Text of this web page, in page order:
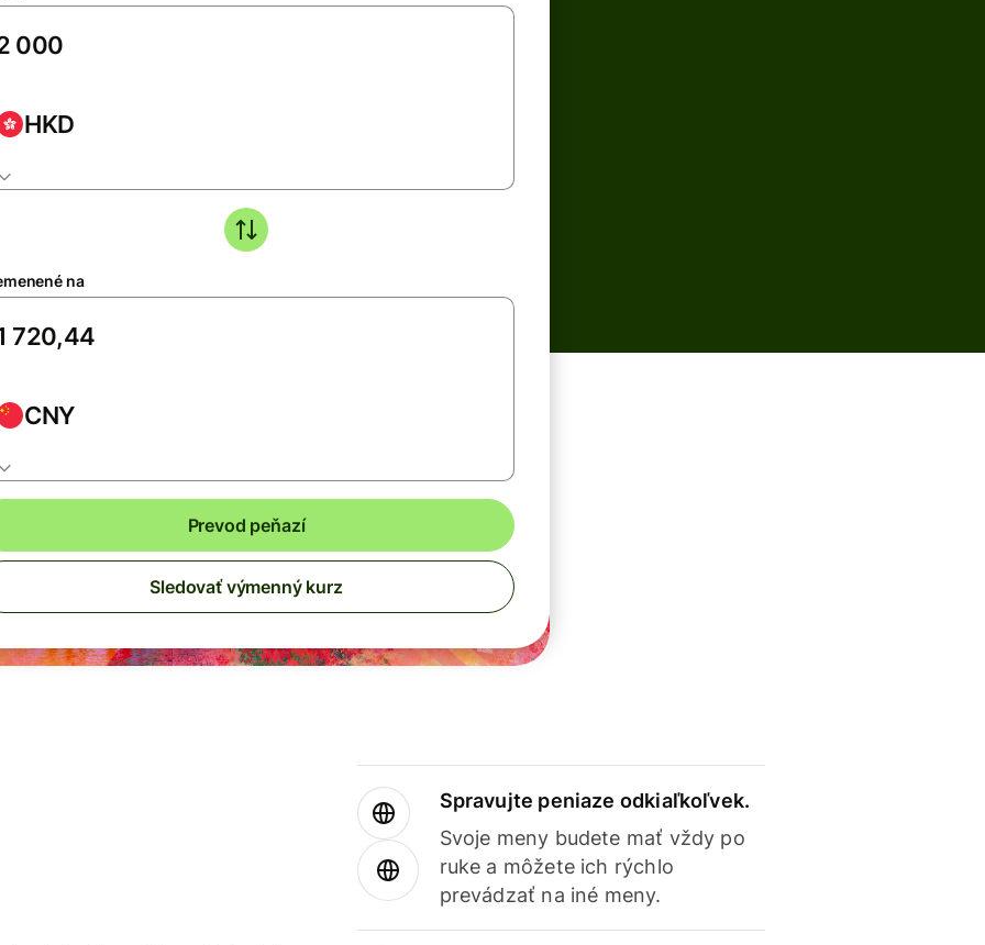
HKD
na
CNY
Prevod peňazí
Sledovať výmenný kurz
Spravujte peniaze odkiaľkoľvek.
Svoje meny budete mať vždy po
ruke a môžete ich rýchlo
prevádzať na iné meny.